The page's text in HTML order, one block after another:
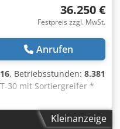
36.250 €
Festpreis zzgl. MwSt.
Anrufen
, Betriebsstunden: 8.381
30 mit Sortiergreifer *
Gummiketten sehr gut *
Tek * Planierschilt *
MaschineKleinanzeige